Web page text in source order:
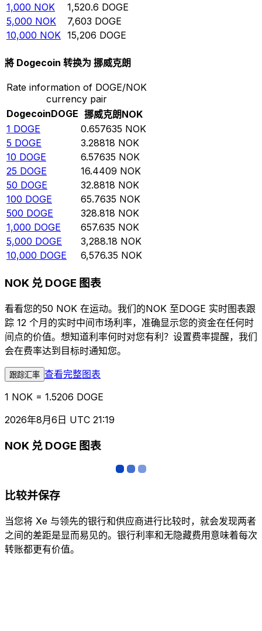
1,000 NOK 1,520.6 DOGE
5,000 NOK 7,603 DOGE
10,000 NOK 15,206 DOGE
將 Dogecoin 转换为 挪威克朗
Rate information of DOGE/NOK
currency pair
DogecoinDOGE 挪威克朗NOK
1 DOGE 0.657635 NOK
5 DOGE 3.28818 NOK
10 DOGE 6.57635 NOK
25 DOGE 16.4409 NOK
50 DOGE 32.8818 NOK
100 DOGE 65.7635 NOK
500 DOGE 328.818 NOK
1,000 DOGE 657.635 NOK
5,000 DOGE 3,288.18 NOK
10,000 DOGE 6,576.35 NOK
NOK 兑 DOGE 图表
看看您的50 NOK 在运动。我们的NOK 至DOGE 实时图表跟
踪 12 个月的实时中间市场利率，准确显示您的资金在任何时
间点的价值。想知道利率何时对您有利？设置费率提醒，我们
会在费率达到目标时通知您。
跟踪汇率 查看完整图表
1 NOK = 1.5206 DOGE
2026年8月6日 UTC 21:19
NOK 兑 DOGE 图表
比较并保存
当您将 Xe 与领先的银行和供应商进行比较时，就会发现两者
之间的差距是显而易见的。银行利率和无隐藏费用意味着每次
转账都更有价值。